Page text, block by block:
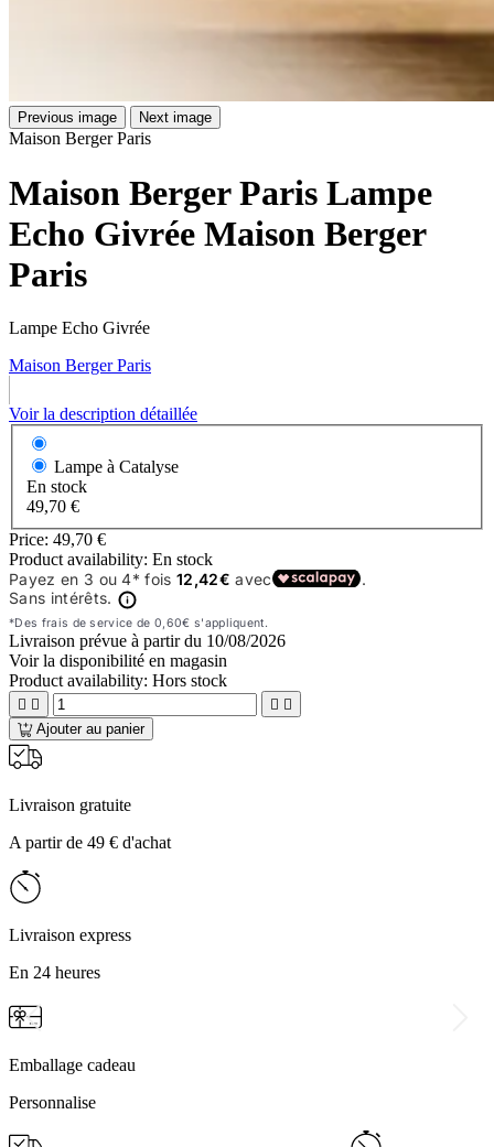
Previous image Next image
Maison Berger Paris
Maison Berger Paris Lampe
Echo Givrée Maison Berger
Paris
Lampe Echo Givrée
Maison Berger Paris
Voir la description détaillée
Lampe à Catalyse
En stock
49,70 €
Price: 49,70 €
Product availability: En stock
Livraison prévue à partir du 10/08/2026
Voir la disponibilité en magasin
Product availability: Hors stock
   
Ajouter au panier
Livraison gratuite
A partir de 49 € d'achat
Livraison express
En 24 heures
Emballage cadeau
Personnalise